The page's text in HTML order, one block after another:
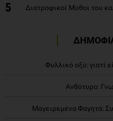
5 Διατροφικοί Μύθοι του
Φυλλικό οξύ: γιατί
Ανθότυρο:
Μαγειρεμένα Φαγητά: